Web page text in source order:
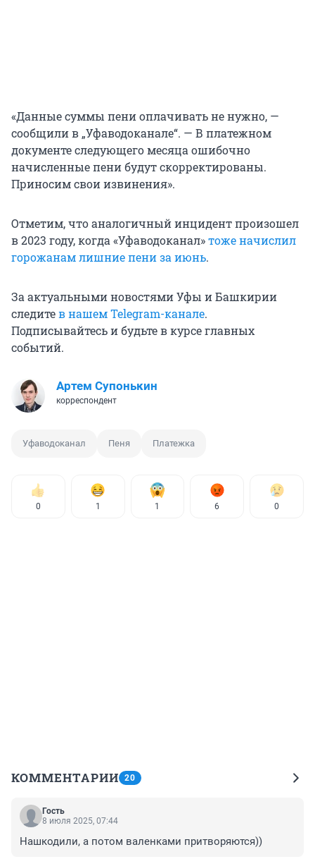
«Данные суммы пени оплачивать не нужно, —
сообщили в „Уфаводоканале“. — В платежном
документе следующего месяца ошибочно
начисленные пени будут скорректированы.
Приносим свои извинения».
Отметим, что аналогичный инцидент произошел
в 2023 году, когда «Уфаводоканал»тоже начислил
горожанам лишние пени за июнь.
За актуальными новостями Уфы и Башкирии
следитев нашем Telegram-канале.
Подписывайтесь и будьте в курсе главных
событий.
Артем Супонькин
корреспондент
Уфаводоканал Пеня Платежка
0 1 1 6 0
КОММЕНТАРИИ 20
Гость
8 июля 2025, 07:44
Нашкодили, а потом валенками притворяются))